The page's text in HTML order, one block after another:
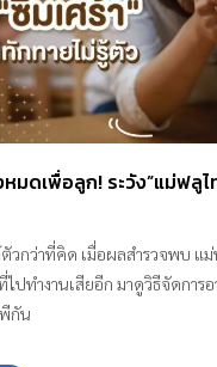
หมดเพื่อลูก! ระวัง”แม่ฟลูไ
ตัวกว่าที่คิด เมื่อผลสำรวจพบ แ
ไปทำงานเสียอีก มาดูวิธีจัดการ
กัน